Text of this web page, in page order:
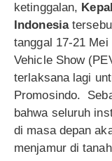
ketinggalan,
Indonesia
tanggal 17-21
Vehicle Show
terlaksana lagi
Promosindo.
bahwa seluruh
di masa depan
menjamur di